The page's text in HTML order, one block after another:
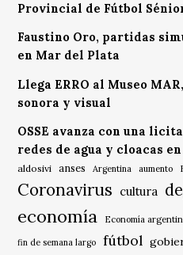
Provincial de Fútbol
Faustino Oro, partidas
en Mar del Plata
Llega ERRO al Museo
sonora y visual
OSSE avanza con una
redes de agua y cloacas
aldosivi anses Argentina aumento
Coronavirus cultura
economía Economía
fin de semana largo fútbol